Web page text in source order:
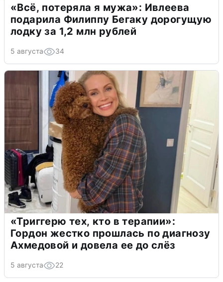
«Всё, потеряла я мужа»: Ивлеева
подарила Филиппу Бегаку дорогущую
лодку за 1,2 млн рублей
5 августа 34
«Триггерю тех, кто в терапии»:
Гордон жестко прошлась по диагнозу
Ахмедовой и довела ее до слёз
5 августа 22